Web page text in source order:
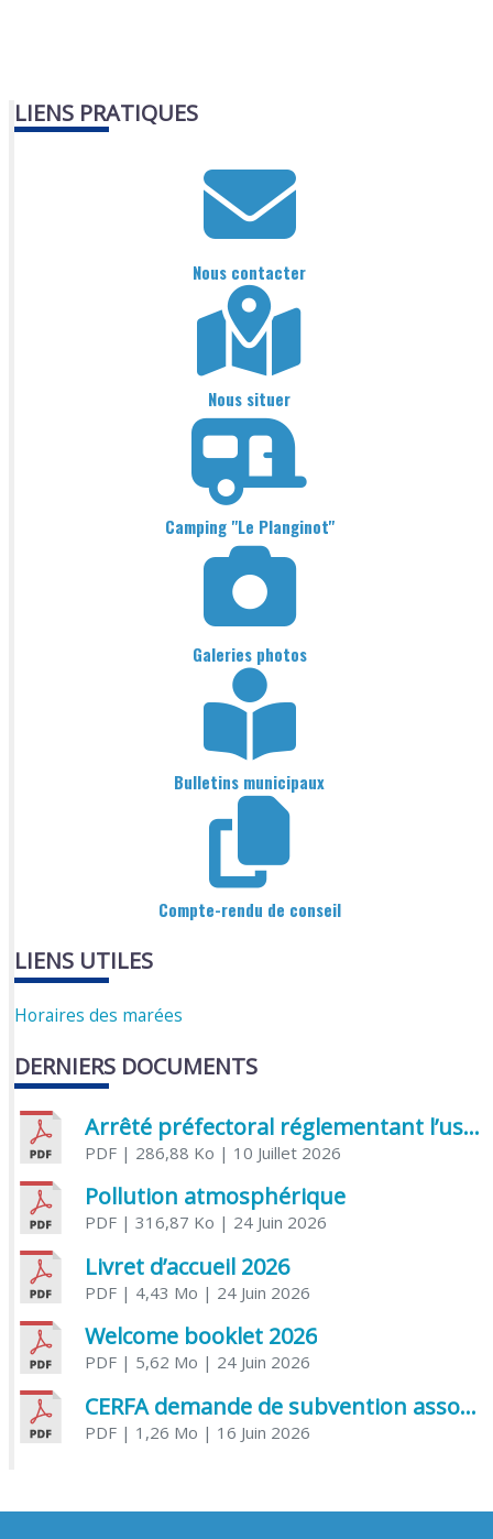
LIENS PRATIQUES
Nous contacter
Nous situer
Camping "Le Planginot"
Galeries photos
Bulletins municipaux
Compte-rendu de conseil
LIENS UTILES
Horaires des marées
DERNIERS DOCUMENTS
Arrêté préfectoral réglementant l’usage de l’eau
PDF| 286,88 Ko | 10 Juillet 2026
Pollution atmosphérique
PDF| 316,87 Ko | 24 Juin 2026
Livret d’accueil 2026
PDF| 4,43 Mo | 24 Juin 2026
Welcome booklet 2026
PDF| 5,62 Mo | 24 Juin 2026
CERFA demande de subvention association
PDF| 1,26 Mo | 16 Juin 2026